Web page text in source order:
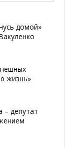
домой»
жизнь»
– депутат